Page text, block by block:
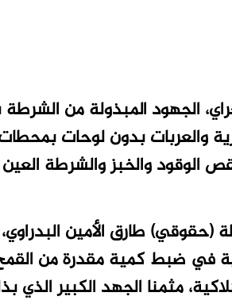
الجهود المبذولة من الشرطة
والعربات بدون لوحات
والخبز والشرطة
(حقوقي) طارق الأمين
في ضبط كمية مقدرة من
مثمنا الجهد الكبير الذي